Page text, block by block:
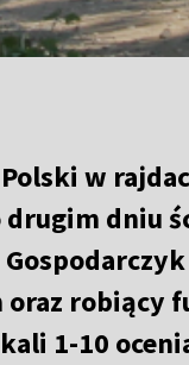
w
dniu
robiący
1-10